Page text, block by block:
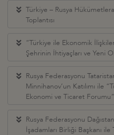
Türkiye – Rusya
Toplantısı
“Türkiye ile Ekonomik
Şehrinin İhtiyaçları ve Yeni
Rusya Federasyonu
Minnihanov’un Katılımı ile
Ekonomi ve Ticaret Forumu”
Rusya Federasyonu
İşadamları Birliği Başkanı ile